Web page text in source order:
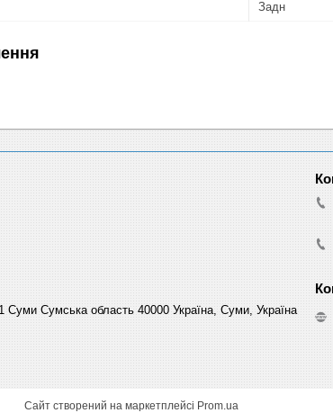
Задн
Суми Сумська область 40000 Україна, Суми, Україна
Сайт створений на маркетплейсі Prom.ua